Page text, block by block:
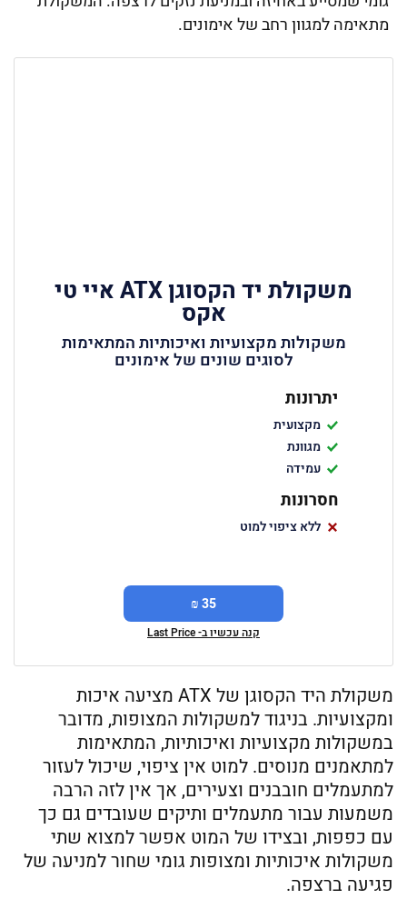
מתאימה למגוון רחב של אימונים.
משקולת יד הקסוגן ATX איי טי
אקס
משקולות מקצועיות ואיכותיות המתאימות
לסוגים שונים של אימונים
יתרונות
מקצועית
מגוונת
עמידה
חסרונות
ללא ציפוי למוט
35 ₪
קנה עכשיו ב- Last Price
משקולת היד הקסוגן של ATX מציעה איכות
ומקצועיות. בניגוד למשקולות המצופות, מדובר
במשקולות מקצועיות ואיכותיות, המתאימות
למתאמנים מנוסים. למוט אין ציפוי, שיכול לעזור
למתעמלים חובבנים וצעירים, אך אין לזה הרבה
משמעות עבור מתעמלים ותיקים שעובדים גם כך
עם כפפות, ובצידו של המוט אפשר למצוא שתי
משקולות איכותיות ומצופות גומי שחור למניעה של
פגיעה ברצפה.